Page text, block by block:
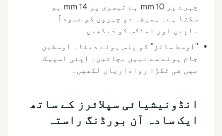
چہرے پر 10 mm ہے تیسری پر 14 mm ہو
سکتا ہے۔ ہمیشہ دو چہروں کو عموداً
ماپیں اور اسٹکس کو دیکھیں۔
"اوسط سائز" کو پاس ہونے دینا۔ اوسطیں
جام ہونے سے نہیں بچاتیں۔ اپنی اسپیک
میں فی ٹکڑا رواداریاں لکھیں۔
انڈونیشیائی سپلائرز کے ساتھ
ایک سادہ آن بورڈنگ راستہ